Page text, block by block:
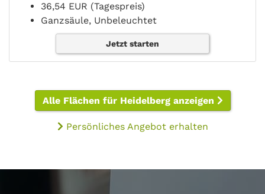
36,54 EUR (Tagespreis)
Ganzsäule, Unbeleuchtet
Jetzt starten
Alle Flächen für Heidelberg anzeigen
Persönliches Angebot erhalten